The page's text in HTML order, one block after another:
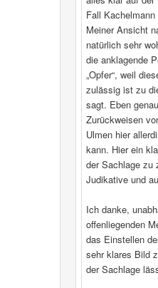
Fall
Meiner Ansicht
natürlich sehr
die anklagende
„Opfer“, weil
zulässig ist zu
sagt. Eben
Zurückweisen
Ulmen hier
kann. Hier ein
der Sachlage zu
Judikative und
Ich danke,
offenliegenden
das Einstellen
sehr klares Bild
der Sachlage